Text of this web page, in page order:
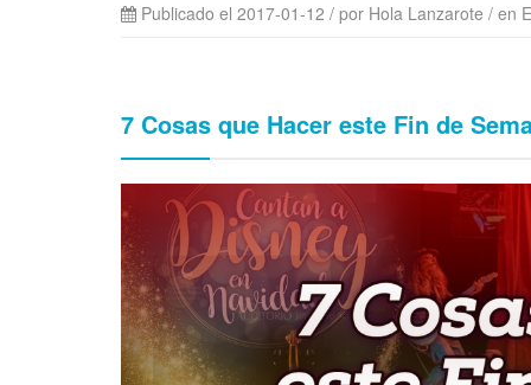
Publicado el 2017-01-12 / por Hola Lanzarote / en
7 Cosas que Hacer este Fin de